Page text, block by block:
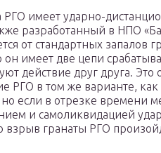
РГО имеет ударно-
разработанный в НПО
от стандартных запалов
он имеет две цепи
действие друг друга. Это
РГО в том же варианте,
но если в отрезке времени
и самоликвидацией
взрыв гранаты РГО